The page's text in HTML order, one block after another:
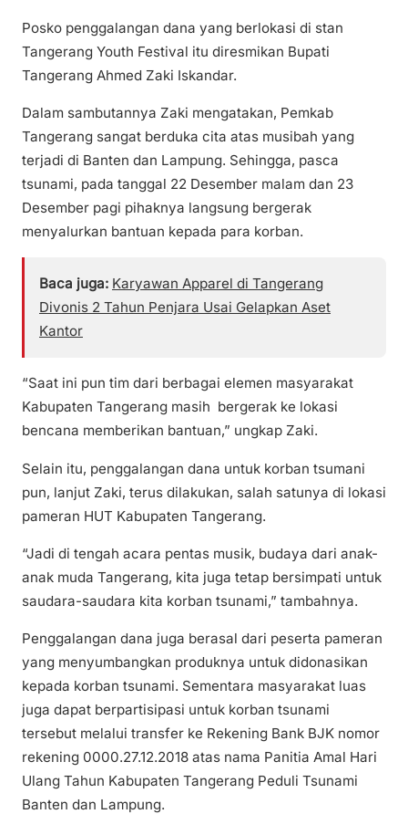
Posko penggalangan dana yang berlokasi di stan
Tangerang Youth Festival itu diresmikan Bupati
Tangerang Ahmed Zaki Iskandar.
Dalam sambutannya Zaki mengatakan, Pemkab
Tangerang sangat berduka cita atas musibah yang
terjadi di Banten dan Lampung. Sehingga, pasca
tsunami, pada tanggal 22 Desember malam dan 23
Desember pagi pihaknya langsung bergerak
menyalurkan bantuan kepada para korban.
Baca juga: Karyawan Apparel di Tangerang
Divonis 2 Tahun Penjara Usai Gelapkan Aset
Kantor
“Saat ini pun tim dari berbagai elemen masyarakat
Kabupaten Tangerang masih bergerak ke lokasi
bencana memberikan bantuan,” ungkap Zaki.
Selain itu, penggalangan dana untuk korban tsumani
pun, lanjut Zaki, terus dilakukan, salah satunya di lokasi
pameran HUT Kabupaten Tangerang.
“Jadi di tengah acara pentas musik, budaya dari anak-
anak muda Tangerang, kita juga tetap bersimpati untuk
saudara-saudara kita korban tsunami,” tambahnya.
Penggalangan dana juga berasal dari peserta pameran
yang menyumbangkan produknya untuk didonasikan
kepada korban tsunami. Sementara masyarakat luas
juga dapat berpartisipasi untuk korban tsunami
tersebut melalui transfer ke Rekening Bank BJK nomor
rekening 0000.27.12.2018 atas nama Panitia Amal Hari
Ulang Tahun Kabupaten Tangerang Peduli Tsunami
Banten dan Lampung.